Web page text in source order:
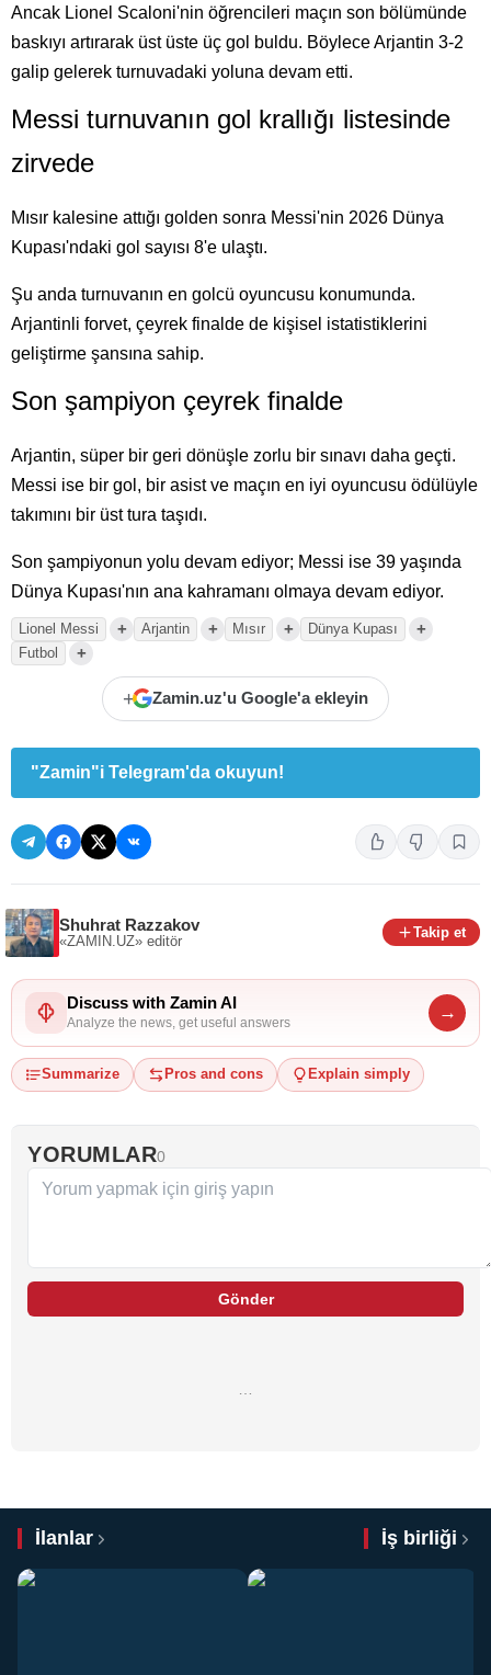
Ancak Lionel Scaloni'nin öğrencileri maçın son bölümünde
baskıyı artırarak üst üste üç gol buldu. Böylece Arjantin 3-2
galip gelerek turnuvadaki yoluna devam etti.
Messi turnuvanın gol krallığı listesinde
zirvede
Mısır kalesine attığı golden sonra Messi'nin 2026 Dünya
Kupası'ndaki gol sayısı 8'e ulaştı.
Şu anda turnuvanın en golcü oyuncusu konumunda.
Arjantinli forvet, çeyrek finalde de kişisel istatistiklerini
geliştirme şansına sahip.
Son şampiyon çeyrek finalde
Arjantin, süper bir geri dönüşle zorlu bir sınavı daha geçti.
Messi ise bir gol, bir asist ve maçın en iyi oyuncusu ödülüyle
takımını bir üst tura taşıdı.
Son şampiyonun yolu devam ediyor; Messi ise 39 yaşında
Dünya Kupası'nın ana kahramanı olmaya devam ediyor.
Lionel Messi + Arjantin + Mısır + Dünya Kupası +
Futbol +
+ Zamin.uz'u Google'a ekleyin
"Zamin"i Telegram'da okuyun!
Shuhrat Razzakov
«ZAMIN.UZ» editör
Takip et
Discuss with Zamin AI
Analyze the news, get useful answers
→
Summarize Pros and cons Explain simply
YORUMLAR0
Gönder
İlanlar İş birliği